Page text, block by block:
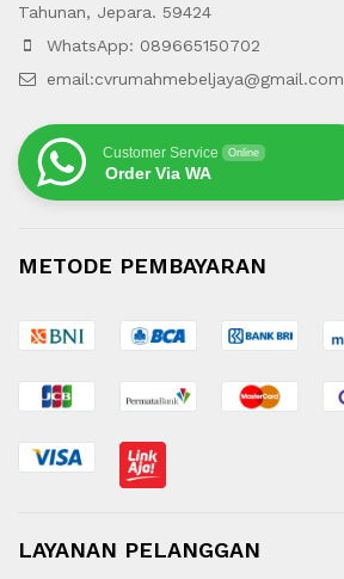
Tahunan, Jepara. 59424
WhatsApp: 089665150702
email:cvrumahmebeljaya@gmail.com
Customer Service Online
Order Via WA
METODE PEMBAYARAN
LAYANAN PELANGGAN